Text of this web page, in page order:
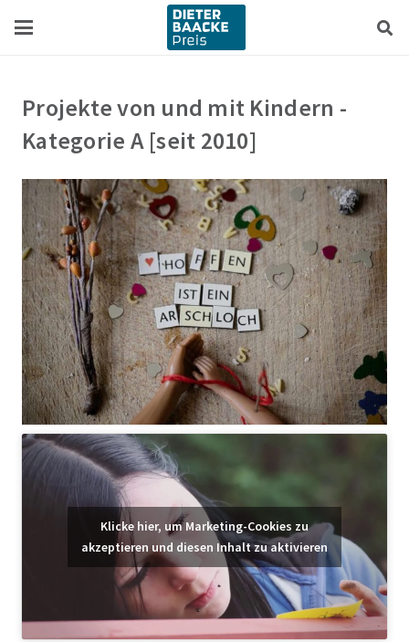
Inhalt
Navigation
Projekte von und mit Kindern -
Kategorie A [seit 2010]
Klicke hier, um Marketing-Cookies zu
akzeptieren und diesen Inhalt zu aktivieren